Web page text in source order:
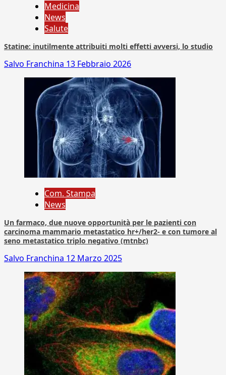
Medicina
News
Salute
Statine: inutilmente attribuiti molti effetti avversi, lo studio
Salvo Franchina 13 Febbraio 2026
Com. Stampa
News
Un farmaco, due nuove opportunità per le pazienti con
carcinoma mammario metastatico hr+/her2- e con tumore al
seno metastatico triplo negativo (mtnbc)
Salvo Franchina 12 Marzo 2025